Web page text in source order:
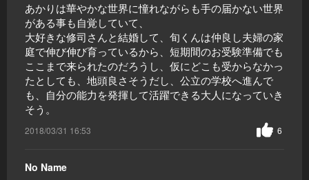
あかりは華やかな世界に憧れながらも手の届かない世界
がある事も自覚していて、
大好きな修司さんと結婚して、旬くんは仲良し夫婦の家
庭で伸び伸び育っているから、短期間のお受験準備でも
ここまで来られたのだろうし、仮にどこも受からなかっ
たとしても、地頭良さそうだし、公立の学校へ進んで
も、自分の能力を発揮して活躍できる大人になっていき
そう。
2018/03/31 16:53 6
No Name